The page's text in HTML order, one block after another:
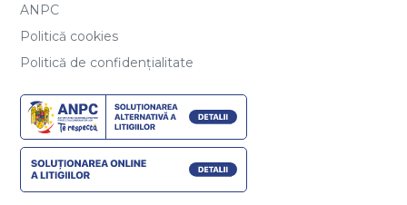
ANPC
Politică cookies
Politică de confidențialitate